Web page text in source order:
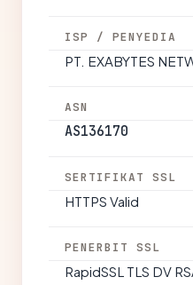
ISP / PENYEDIA
PT. EXABYTES
ASN
AS136170
SERTIFIKAT SSL
HTTPS Valid
PENERBIT SSL
RapidSSL TLS DV